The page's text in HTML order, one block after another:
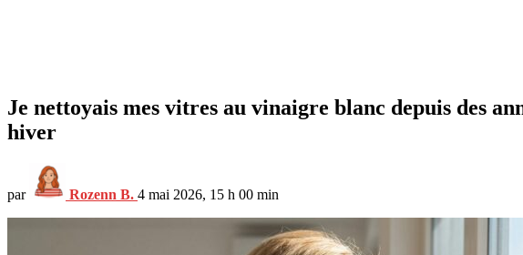
Je nettoyais mes vitres au vinaigre blanc depuis des
hiver
par Rozenn B. 4 mai 2026, 15 h 00 min